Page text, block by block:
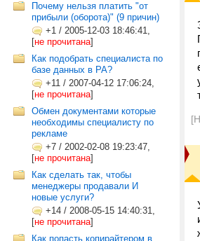
Почему нельзя платить "от
прибыли (оборота)" (9 причин)
+1 / 2005-12-03 18:46:41,
[не прочитана]
Как подобрать специалиста по
базе данных в РА?
+11 / 2007-04-12 17:06:24,
[не прочитана]
Обмен документами которые
необходимы специалисту по
рекламе
+7 / 2002-02-08 19:23:47,
[не прочитана]
Как сделать так, чтобы
менеджеры продавали И
новые услуги?
+14 / 2008-05-15 14:40:31,
[не прочитана]
Как попасть копирайтером в